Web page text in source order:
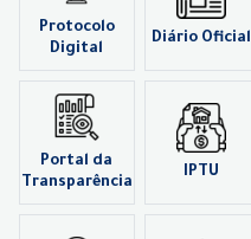
Protocolo
Digital
Diário Oficial
Portal da
Transparência
IPTU